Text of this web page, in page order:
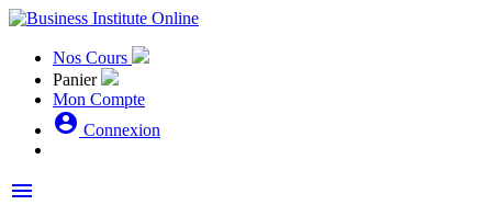
Nos Cours
Panier
Mon Compte
account_circle Connexion
menu